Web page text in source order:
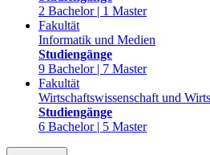
2 Bachelor | 1 Master
Fakultät
Informatik und Medien
Studiengänge
9 Bachelor | 7 Master
Fakultät
Wirtschaftswissenschaft und
Studiengänge
6 Bachelor | 5 Master